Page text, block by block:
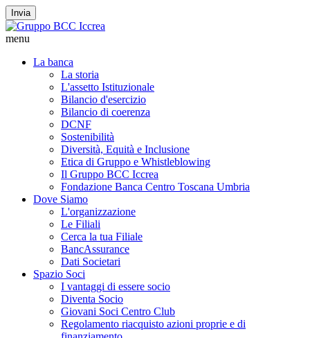
Invia
menu
La banca
La storia
L'assetto Istituzionale
Bilancio d'esercizio
Bilancio di coerenza
DCNF
Sostenibilità
Diversità, Equità e Inclusione
Etica di Gruppo e Whistleblowing
Il Gruppo BCC Iccrea
Fondazione Banca Centro Toscana Umbria
Dove Siamo
L'organizzazione
Le Filiali
Cerca la tua Filiale
BancAssurance
Dati Societari
Spazio Soci
I vantaggi di essere socio
Diventa Socio
Giovani Soci Centro Club
Regolamento riacquisto azioni proprie e di